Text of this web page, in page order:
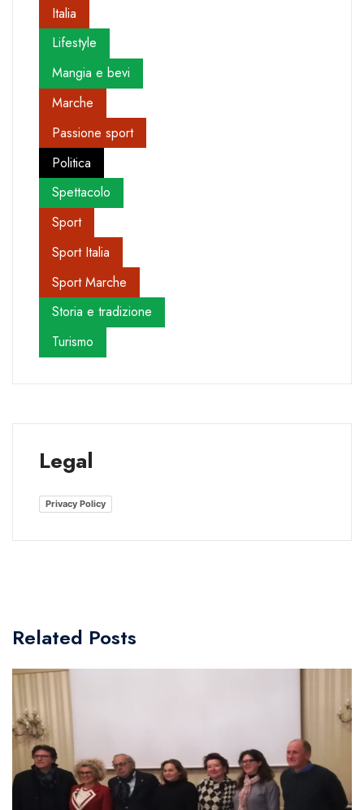
Italia
Lifestyle
Mangia e bevi
Marche
Passione sport
Politica
Spettacolo
Sport
Sport Italia
Sport Marche
Storia e tradizione
Turismo
Legal
Privacy Policy
Related Posts